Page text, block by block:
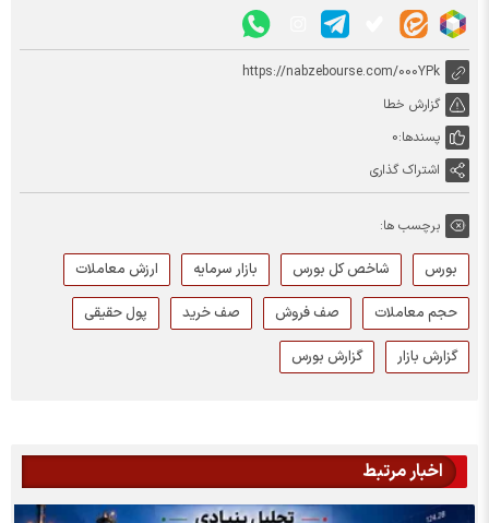
https://nabzebourse.com/000YPk
گزارش خطا
پسندها:0
اشتراک گذاری
برچسب ها:
بورس شاخص کل بورس بازار سرمایه
ارزش معاملات
حجم معاملات
صف فروش صف خرید
پول حقیقی
گزارش بازار
گزارش بورس
اخبار مرتبط